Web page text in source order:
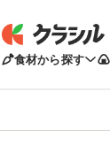
食材から探す